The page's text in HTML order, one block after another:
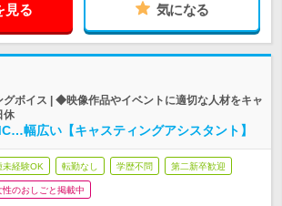
見る 気になる
グボイス | ◆映像作品やイベントに適切な人材をキャ
休
幅広い【キャスティングアシスタント】
未経験OK 転勤なし 学歴不問 第二新卒歓迎
性のおしごと掲載中